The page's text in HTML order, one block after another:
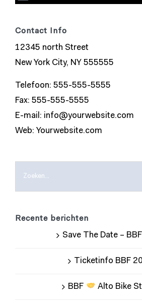
Contact Info
12345 north Street
New York City, NY 555555
Telefoon: 555-555-5555
Fax: 555-555-5555
E-mail: info@yourwebsite.com
Web: Yourwebsite.com
Recente berichten
Save The Date –
Ticketinfo BBF
BBF Alto Bike